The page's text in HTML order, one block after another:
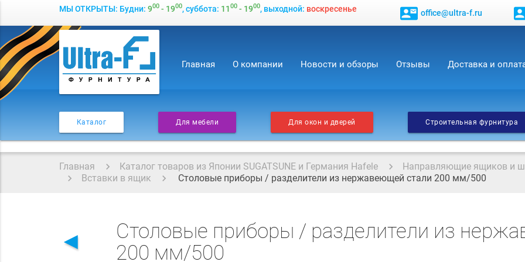
МЫ ОТКРЫТЫ: Будни: 900- 1900, суббота: 1100- 1900, выходной: воскресенье contact_mail office@ultra-f.ru
Главная О компании Новости и обзоры Отзывы Доставка и
Каталог Для мебели Для окон и дверей Строительная фурнитура
Главная Каталог товаров из Японии SUGATSUNE и Германия Hafele Направляющие ящиков и
Вставки в ящик
Столовые приборы / разделители из нержавеющей стали 200 мм/500
◄
Столовые приборы / разделители из
200 мм/500